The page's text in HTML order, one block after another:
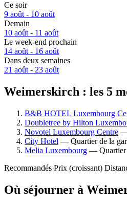
Ce soir
9 août - 10 août
Demain
10 août - 11 août
Le week-end prochain
14 août - 16 août
Dans deux semaines
21 août - 23 août
Weimerskirch : les 5
B&B HOTEL Luxembourg
Doubletree by Hilton
Novotel Luxembourg Centre —
City Hotel — Quartier de la
Melia Luxembourg — Quartier
Recommandés Prix (croissant)
Où séjourner à